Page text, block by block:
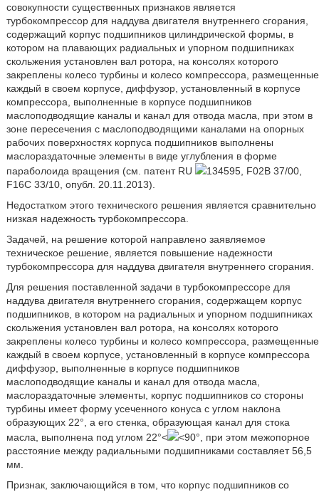
совокупности существенных признаков является
турбокомпрессор для наддува двигателя внутреннего сгорания,
содержащий корпус подшипников цилиндрической формы, в
котором на плавающих радиальных и упорном подшипниках
скольжения установлен вал ротора, на консолях которого
закреплены колесо турбины и колесо компрессора, размещенные
каждый в своем корпусе, диффузор, установленный в корпусе
компрессора, выполненные в корпусе подшипников
маслоподводящие каналы и канал для отвода масла, при этом в
зоне пересечения с маслоподводящими каналами на опорных
рабочих поверхностях корпуса подшипников выполнены
маслораздаточные элементы в виде углубления в форме
параболоида вращения (см. патент RU
134595, F02B 37/00,
F16C 33/10, опубл. 20.11.2013).
Недостатком этого технического решения является сравнительно
низкая надежность турбокомпрессора.
Задачей, на решение которой направлено заявляемое
техническое решение, является повышение надежности
турбокомпрессора для наддува двигателя внутреннего сгорания.
Для решения поставленной задачи в турбокомпрессоре для
наддува двигателя внутреннего сгорания, содержащем корпус
подшипников, в котором на радиальных и упорном подшипниках
скольжения установлен вал ротора, на консолях которого
закреплены колесо турбины и колесо компрессора, размещенные
каждый в своем корпусе, установленный в корпусе компрессора
диффузор, выполненные в корпусе подшипников
маслоподводящие каналы и канал для отвода масла,
маслораздаточные элементы, корпус подшипников со стороны
турбины имеет форму усеченного конуса с углом наклона
образующих 22°, а его стенка, образующая канал для стока
масла, выполнена под углом 22°<
<90°, при этом межопорное
расстояние между радиальными подшипниками составляет 56,5
мм.
Признак, заключающийся в том, что корпус подшипников со